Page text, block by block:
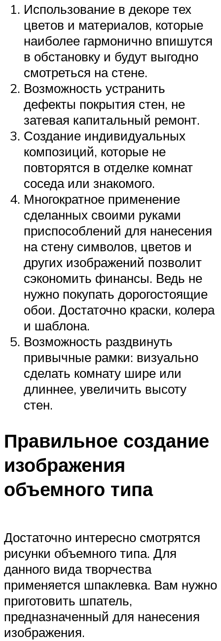
Использование в декоре тех
цветов и материалов, которые
наиболее гармонично впишутся
в обстановку и будут выгодно
смотреться на стене.
Возможность устранить
дефекты покрытия стен, не
затевая капитальный ремонт.
Создание индивидуальных
композиций, которые не
повторятся в отделке комнат
соседа или знакомого.
Многократное применение
сделанных своими руками
приспособлений для нанесения
на стену символов, цветов и
других изображений позволит
сэкономить финансы. Ведь не
нужно покупать дорогостоящие
обои. Достаточно краски, колера
и шаблона.
Возможность раздвинуть
привычные рамки: визуально
сделать комнату шире или
длиннее, увеличить высоту
стен.
Правильное создание
изображения
объемного типа
Достаточно интересно смотрятся
рисунки объемного типа. Для
данного вида творчества
применяется шпаклевка. Вам нужно
приготовить шпатель,
предназначенный для нанесения
изображения.